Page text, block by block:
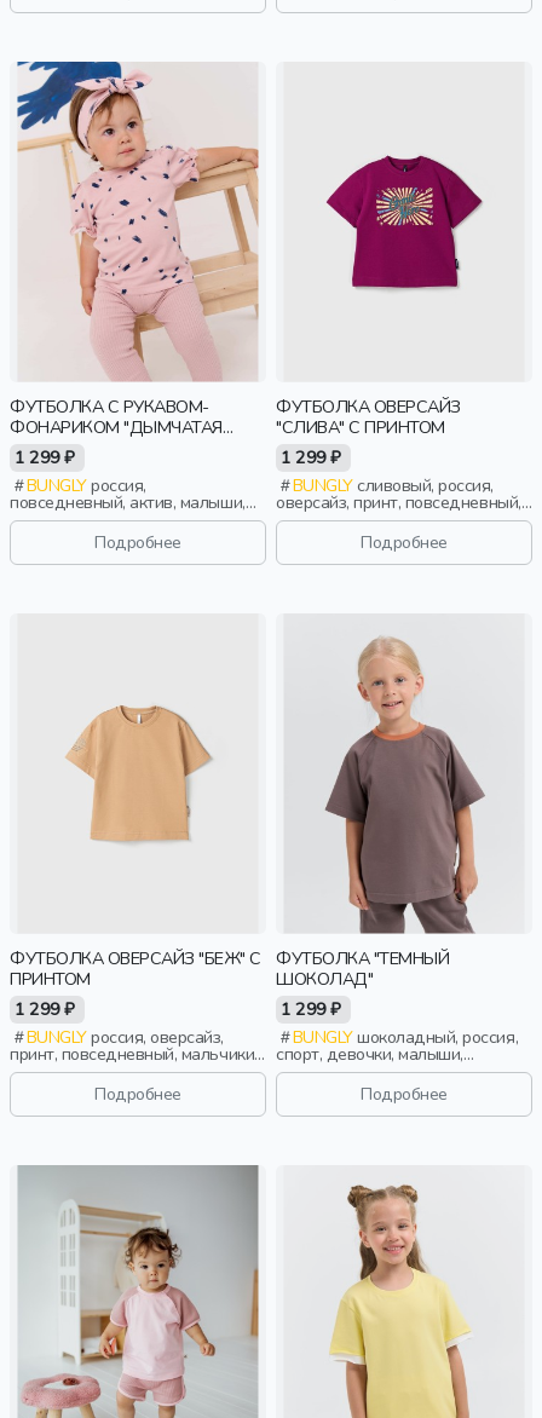
ФУТБОЛКА С РУКАВОМ-
ФОНАРИКОМ "ДЫМЧАТАЯ
РОЗА" 0+
1 299 ₽
BUNGLYроссия,
повседневный, актив, малыши,
дети
Подробнее
ФУТБОЛКА ОВЕРСАЙЗ
"СЛИВА" С ПРИНТОМ
1 299 ₽
BUNGLYсливовый, россия,
оверсайз, принт, повседневный,
девочки, малыши, дошкольники,
Подробнее
ФУТБОЛКА ОВЕРСАЙЗ "БЕЖ" С
ПРИНТОМ
1 299 ₽
BUNGLYроссия, оверсайз,
принт, повседневный, мальчики,
малыши, дошкольники, дети
Подробнее
ФУТБОЛКА "ТЕМНЫЙ
ШОКОЛАД"
1 299 ₽
BUNGLYшоколадный, россия,
спорт, девочки, малыши,
дошкольники, дети
Подробнее